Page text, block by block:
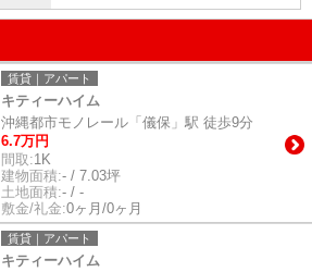
賃貸｜アパート
キティーハイム
沖縄都市モノレール「儀保」駅 徒歩9分
6.7万円
間取:1K
建物面積:- / 7.03坪
土地面積:- / -
敷金/礼金:0ヶ月/0ヶ月
賃貸｜アパート
キティーハイム